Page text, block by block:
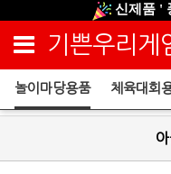
신제품 '
신규회원
❤ 신제품
기쁜우리게
놀이마당용품 체육대회